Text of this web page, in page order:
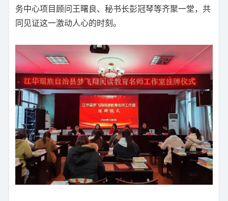
务中心项目顾问王曙良、秘书长彭冠琴等齐聚一堂，共
同见证这一激动人心的时刻。